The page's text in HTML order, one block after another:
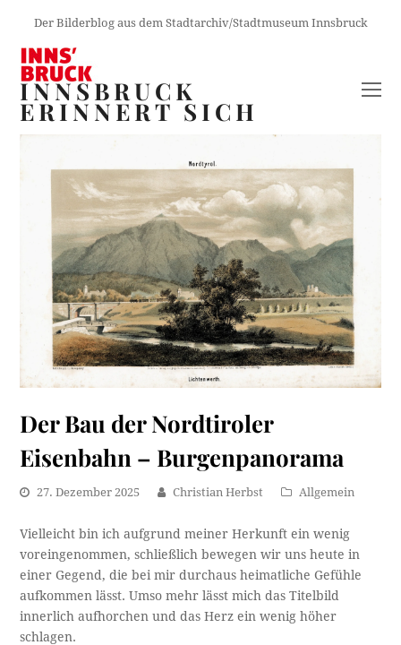
Der Bilderblog aus dem Stadtarchiv/Stadtmuseum Innsbruck
INNSBRUCK
ERINNERT SICH
Der Bau der Nordtiroler
Eisenbahn – Burgenpanorama
27. Dezember 2025 Christian Herbst Allgemein
Vielleicht bin ich aufgrund meiner Herkunft ein wenig
voreingenommen, schließlich bewegen wir uns heute in
einer Gegend, die bei mir durchaus heimatliche Gefühle
aufkommen lässt. Umso mehr lässt mich das Titelbild
innerlich aufhorchen und das Herz ein wenig höher
schlagen.